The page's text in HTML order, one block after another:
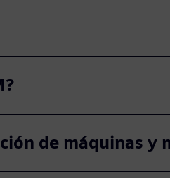
de máquinas y